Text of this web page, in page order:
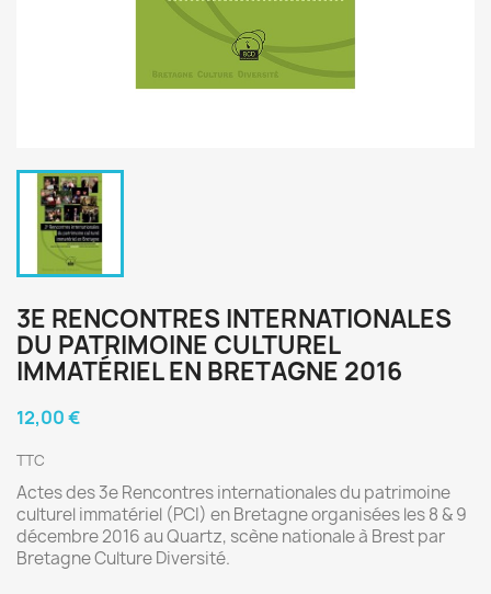
3E RENCONTRES INTERNATIONALES
DU PATRIMOINE CULTUREL
IMMATÉRIEL EN BRETAGNE 2016
12,00 €
TTC
Actes des 3e Rencontres internationales du patrimoine
culturel immatériel (PCI) en Bretagne organisées les 8 & 9
décembre 2016 au Quartz, scène nationale à Brest par
Bretagne Culture Diversité.